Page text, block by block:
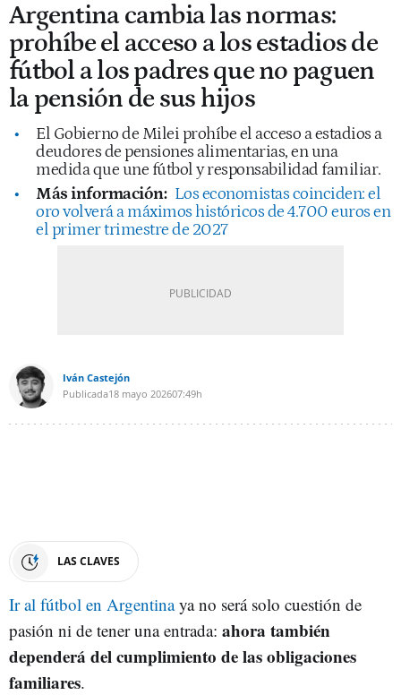
Argentina cambia las normas:
prohíbe el acceso a los estadios de
fútbol a los padres que no paguen
la pensión de sus hijos
El Gobierno de Milei prohíbe el acceso a estadios a
deudores de pensiones alimentarias, en una
medida que une fútbol y responsabilidad familiar.
Más información: Los economistas coinciden: el
oro volverá a máximos históricos de 4.700 euros en
el primer trimestre de 2027
Iván Castejón
Publicada18 mayo 202607:49h
LAS CLAVES
Ir al fútbol en Argentinaya no será solo cuestión de
pasión ni de tener una entrada: ahora también
dependerá del cumplimiento de las obligaciones
familiares.